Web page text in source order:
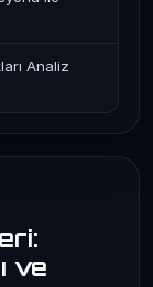
ve
Analiz